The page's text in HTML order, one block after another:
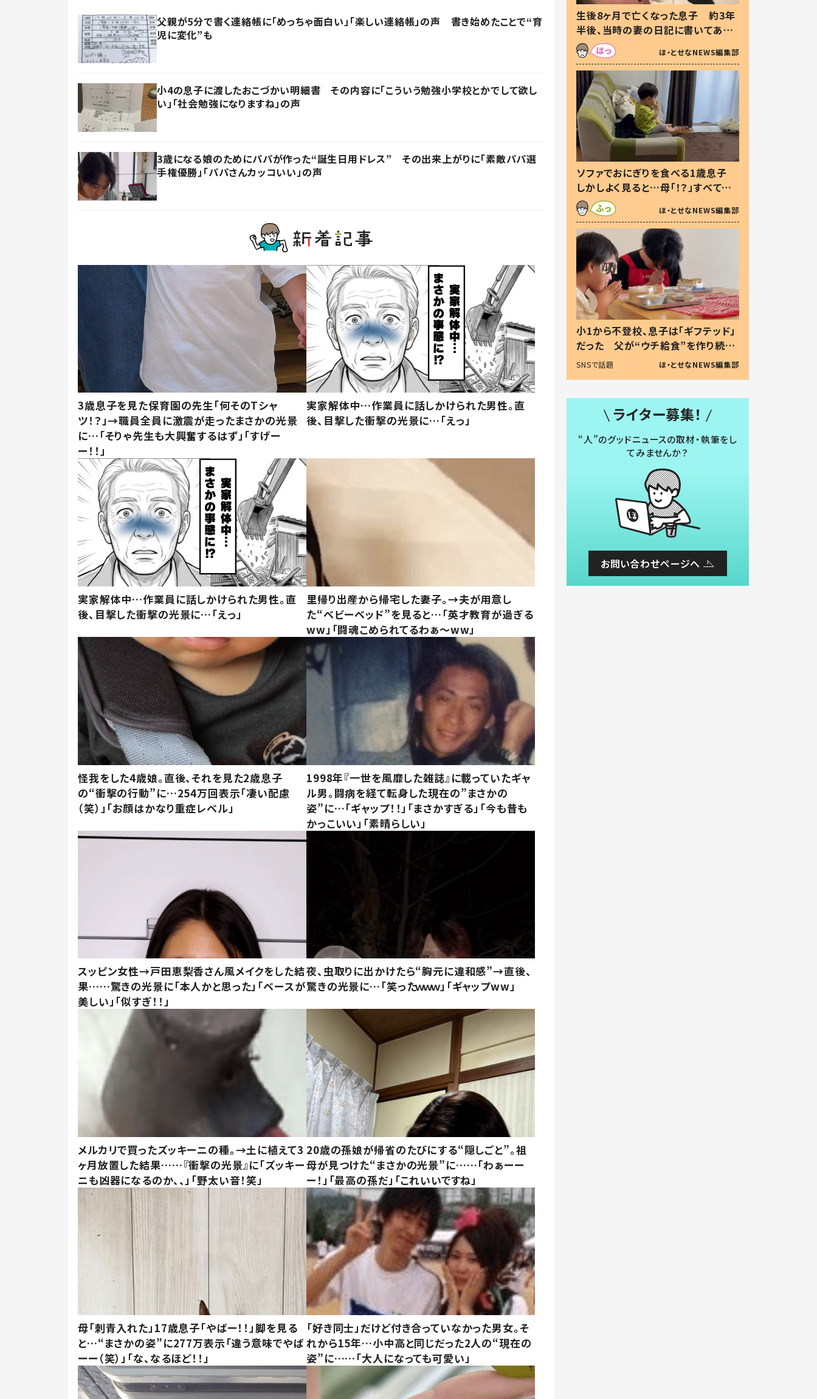
父親が5分で書く連絡帳に「めっちゃ面白い」「楽しい連絡帳」の声 書き始めたことで“育
児に変化”も
小4の息子に渡したおこづかい明細書 その内容に「こういう勉強小学校とかでして欲し
い」「社会勉強になりますね」の声
3歳になる娘のためにパパが作った“誕生日用ドレス” その出来上がりに「素敵パパ選
手権優勝」「パパさんカッコいい」の声
3歳息子を見た保育園の先生「何そのTシャ
ツ！？」→職員全員に激震が走ったまさかの光景
に…「そりゃ先生も大興奮するはず」「すげー
ー！！」
実家解体中…作業員に話しかけられた男性。直
後、目撃した衝撃の光景に…「えっ」
実家解体中…作業員に話しかけられた男性。直
後、目撃した衝撃の光景に…「えっ」
里帰り出産から帰宅した妻子。→夫が用意し
た“ベビーベッド”を見ると…「英才教育が過ぎる
ww」「闘魂こめられてるわぁ～ww」
怪我をした4歳娘。直後、それを見た2歳息子
の“衝撃の行動”に…254万回表示「凄い配慮
（笑）」「お顔はかなり重症レベル」
1998年『一世を風靡した雑誌』に載っていたギャ
ル男。闘病を経て転身した現在の”まさかの
姿”に…「ギャップ！！」「まさかすぎる」「今も昔も
かっこいい」「素晴らしい」
スッピン女性→戸田恵梨香さん風メイクをした結
果……驚きの光景に「本人かと思った」「ベースが
美しい」「似すぎ！！」
夜、虫取りに出かけたら“胸元に違和感”→直後、
驚きの光景に…「笑ったｗｗｗ」「ギャップww」
メルカリで買ったズッキーニの種。→土に植えて3
ヶ月放置した結果……『衝撃の光景』に「ズッキー
ニも凶器になるのか、、」「野太い音！笑」
20歳の孫娘が帰省のたびにする“隠しごと”。祖
母が見つけた“まさかの光景”に……「わぁーー
ー！」「最高の孫だ」「これいいですね」
母「刺青入れた」17歳息子「やばー！！」脚を見る
と…“まさかの姿”に277万表示「違う意味でやば
ーー（笑）」「な、なるほど！！」
「好き同士」だけど付き合っていなかった男女。そ
れから15年…小中高と同じだった2人の“現在の
姿”に……「大人になっても可愛い」
生後8ヶ月で亡くなった息子 約3年
半後、当時の妻の日記に書いてあっ
た本音とは
ほ・とせなNEWS編集部
ソファでおにぎりを食べる1歳息子
しかしよく見ると…母「！？」すべてを
察した母の投稿に「可愛いから許
す！」「現行犯〜」
ほ・とせなNEWS編集部
小1から不登校、息子は「ギフテッド」
だった 父が“ウチ給食”を作り続け
る理由とは #令和の親 #令和の子
SNSで話題 ほ・とせなNEWS編集部
ライター募集！
“人”のグッドニュースの取材・執筆をし
てみませんか？
お問い合わせページへ